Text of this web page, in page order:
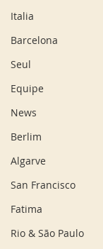
Italia
Barcelona
Seul
Equipe
News
Berlim
Algarve
San Francisco
Fatima
Rio & São Paulo